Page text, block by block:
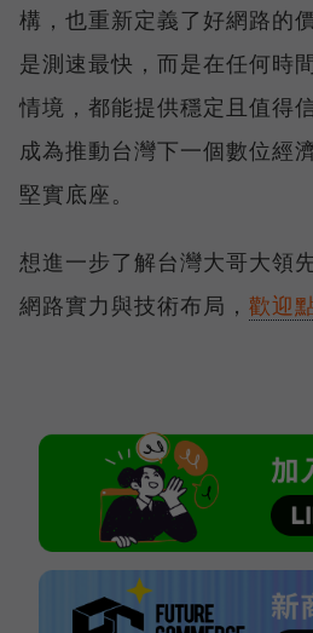
構，也重新定義了好網路的
是測速最快，而是在任何時
情境，都能提供穩定且值得
成為推動台灣下一個數位經
堅實底座。
想進一步了解台灣大哥大領
網路實力與技術布局， 歡迎